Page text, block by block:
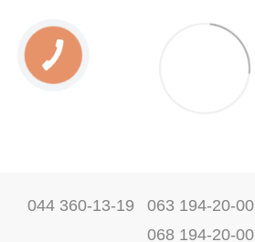
044 360-13-19 063 194-20-00
068 194-20-00